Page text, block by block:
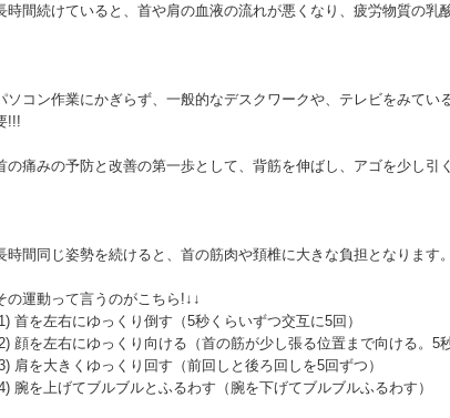
時間続けていると、首や肩の血液の流れが悪くなり、疲労物質の乳
ソコン作業にかぎらず、一般的なデスクワークや、テレビをみて
!!!
の痛みの予防と改善の第一歩として、背筋を伸ばし、アゴを少し引
時間同じ姿勢を続けると、首の筋肉や頚椎に大きな負担となりま
の運動って言うのがこちら!↓↓
首を左右にゆっくり倒す（5秒くらいずつ交互に5回）
顔を左右にゆっくり向ける（首の筋が少し張る位置まで向ける。5
肩を大きくゆっくり回す（前回しと後ろ回しを5回ずつ）
腕を上げてブルブルとふるわす（腕を下げてブルブルふるわす）